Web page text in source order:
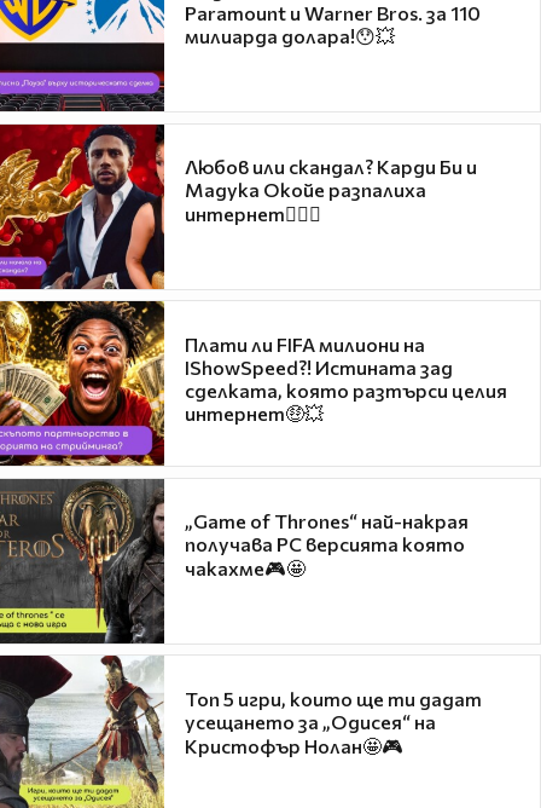
Paramount и Warner Bros. за 110
милиарда долара!😯💥
Любов или скандал? Карди Би и
Мадука Окойе разпалиха
интернет❤️‍🔥🔥
Плати ли FIFA милиони на
IShowSpeed?! Истината зад
сделката, която разтърси целия
интернет🤑💥
„Game of Thrones“ най-накрая
получава PC версията която
чакахме🎮🤩
Топ 5 игри, които ще ти дадат
усещането за „Одисея“ на
Кристофър Нолан🤩🎮